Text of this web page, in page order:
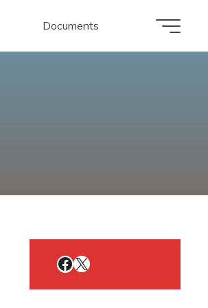
Documents
Facebook
X